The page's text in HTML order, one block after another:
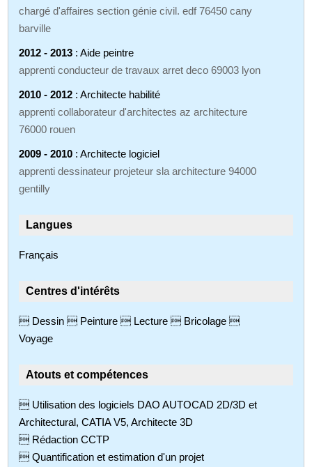
chargé d'affaires section génie civil. edf 76450 cany
barville
2012 - 2013 : Aide peintre
apprenti conducteur de travaux arret deco 69003 lyon
2010 - 2012 : Architecte habilité
apprenti collaborateur d'architectes az architecture
76000 rouen
2009 - 2010 : Architecte logiciel
apprenti dessinateur projeteur sla architecture 94000
gentilly
Langues
Français
Centres d'intérêts
 Dessin  Peinture  Lecture  Bricolage 
Voyage
Atouts et compétences
 Utilisation des logiciels DAO AUTOCAD 2D/3D et
Architectural, CATIA V5, Architecte 3D
 Rédaction CCTP
 Quantification et estimation d'un projet